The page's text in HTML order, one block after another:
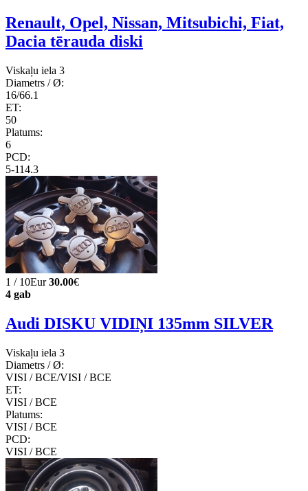
Renault, Opel, Nissan, Mitsubichi, Fiat,
Dacia tērauda diski
Viskaļu iela 3
Diametrs / Ø:
16/66.1
ET:
50
Platums:
6
PCD:
5-114.3
1 / 10Eur 30.00€
4 gab
Audi DISKU VIDIŅI 135mm SILVER
Viskaļu iela 3
Diametrs / Ø:
VISI / ВСЕ/VISI / ВСЕ
ET:
VISI / ВСЕ
Platums:
VISI / ВСЕ
PCD:
VISI / ВСЕ